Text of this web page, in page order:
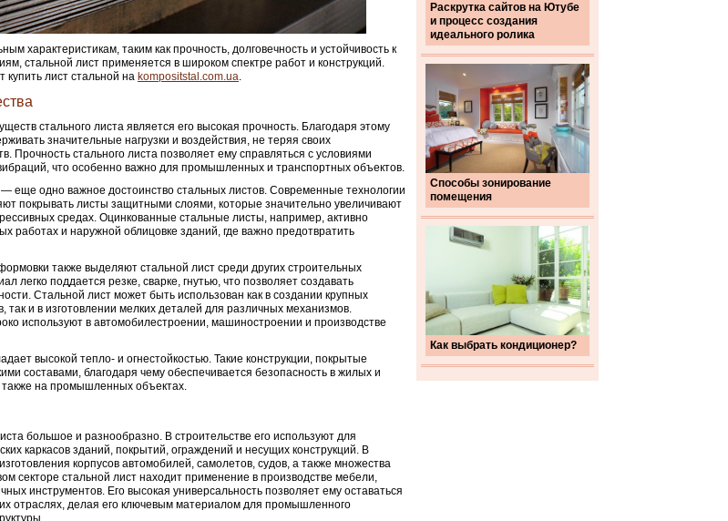
Раскрутка сайтов на Ютубе
и процесс создания
идеального ролика
Способы зонирование
помещения
Как выбрать кондиционер?
характеристикам, таким как прочность, долговечность и устойчивость к
стальной лист применяется в широком спектре работ и конструкций.
лист стальной на kompositstal.com.ua.
стального листа является его высокая прочность. Благодаря этому
значительные нагрузки и воздействия, не теряя своих
Прочность стального листа позволяет ему справляться с условиями
что особенно важно для промышленных и транспортных объектов.
— еще одно важное достоинство стальных листов. Современные технологии
покрывать листы защитными слоями, которые значительно увеличивают
средах. Оцинкованные стальные листы, например, активно
работах и наружной облицовке зданий, где важно предотвратить
также выделяют стальной лист среди других строительных
легко поддается резке, сварке, гнутью, что позволяет создавать
Стальной лист может быть использован как в создании крупных
и в изготовлении мелких деталей для различных механизмов.
используют в автомобилестроении, машиностроении и производстве
высокой тепло- и огнестойкостью. Такие конструкции, покрытые
составами, благодаря чему обеспечивается безопасность в жилых и
также на промышленных объектах.
большое и разнообразно. В строительстве его используют для
каркасов зданий, покрытий, ограждений и несущих конструкций. В
корпусов автомобилей, самолетов, судов, а также множества
секторе стальной лист находит применение в производстве мебели,
инструментов. Его высокая универсальность позволяет ему оставаться
отраслях, делая его ключевым материалом для промышленного